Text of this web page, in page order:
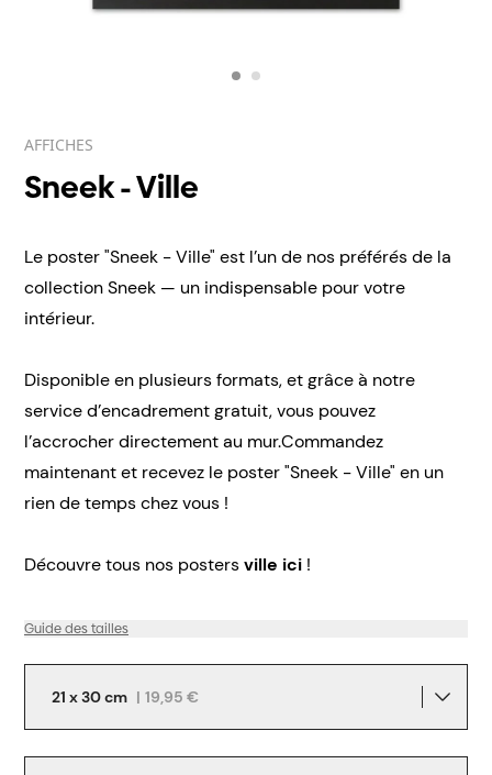
AFFICHES
Sneek - Ville
Le poster "Sneek - Ville" est l’un de nos préférés de la
collection Sneek — un indispensable pour votre
intérieur.
Disponible en plusieurs formats, et grâce à notre
service d’encadrement gratuit, vous pouvez
l’accrocher directement au mur.Commandez
maintenant et recevez le poster "Sneek - Ville" en un
rien de temps chez vous !
Découvre tous nos postersville ici !
Guide des tailles
21 x 30 cm | 19,95 €